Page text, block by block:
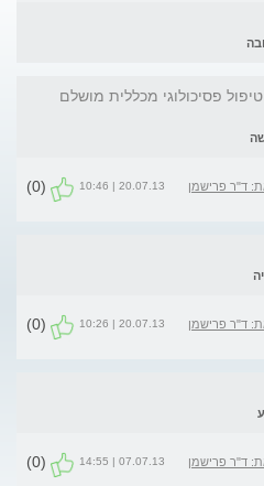
פסיכולוגי מכללית מושלם
ד"ר פרישמן
20.07.13 | 10:46
(0)
ד"ר פרישמן
20.07.13 | 10:26
(0)
ד"ר פרישמן
07.07.13 | 14:55
(0)